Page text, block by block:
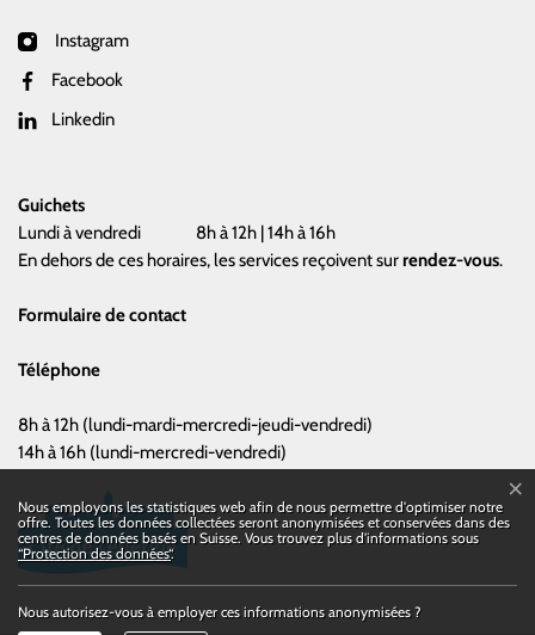
Instagram
Facebook
Linkedin
Guichets
Lundi à vendredi
8h à 12h | 14h à 16h
En dehors de ces horaires, les services reçoivent surrendez-vous.
Formulaire de contact
Téléphone
8h à 12h (lundi-mardi-mercredi-jeudi-vendredi)
14h à 16h (lundi-mercredi-vendredi)
Statistiques web
Nous employons les statistiques web afin de nous permettre d'optimiser notre
offre. Toutes les données collectées seront anonymisées et conservées dans des
centres de données basés en Suisse. Vous trouvez plus d'informations sous
“Protection des données“.
Nous autorisez-vous à employer ces informations anonymisées ?
×